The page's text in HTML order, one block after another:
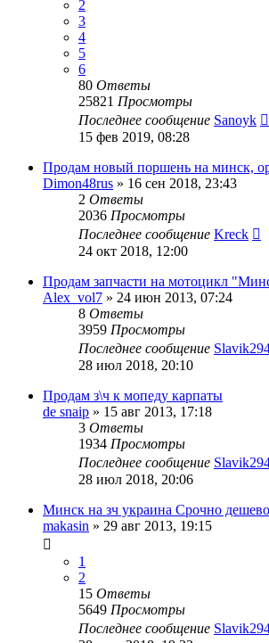
2
3
4
5
6
80 Ответы
25821 Просмотры
Последнее сообщение Sanoyk
15 фев 2019, 08:28
Продам новый поршень на минск,
Dimon48rus » 16 сен 2018, 23:43
2 Ответы
2036 Просмотры
Последнее сообщение Kreck
24 окт 2018, 12:00
Продам запчасти на мотоцикл
Alex_vol7 » 24 июн 2013, 07:24
8 Ответы
3959 Просмотры
Последнее сообщение
28 июл 2018, 20:10
Продам з\ч к мопеду карпаты
de snaip » 15 авг 2013, 17:18
3 Ответы
1934 Просмотры
Последнее сообщение
28 июл 2018, 20:06
Минск на зч украина Срочно дешево
makasin » 29 авг 2013, 19:15
1
2
15 Ответы
5649 Просмотры
Последнее сообщение